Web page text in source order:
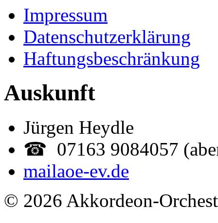
Impressum
Datenschutzerklärung
Haftungsbeschränkung
Auskunft
Jürgen Heydle
☎ 07163 9084057
mailaoe-ev.de
© 2026 Akkordeon-